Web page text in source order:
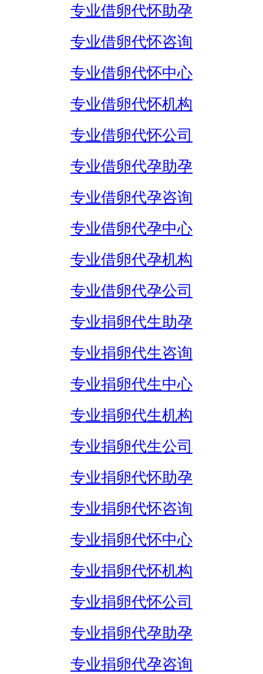
专业借卵代怀助孕
专业借卵代怀咨询
专业借卵代怀中心
专业借卵代怀机构
专业借卵代怀公司
专业借卵代孕助孕
专业借卵代孕咨询
专业借卵代孕中心
专业借卵代孕机构
专业借卵代孕公司
专业捐卵代生助孕
专业捐卵代生咨询
专业捐卵代生中心
专业捐卵代生机构
专业捐卵代生公司
专业捐卵代怀助孕
专业捐卵代怀咨询
专业捐卵代怀中心
专业捐卵代怀机构
专业捐卵代怀公司
专业捐卵代孕助孕
专业捐卵代孕咨询